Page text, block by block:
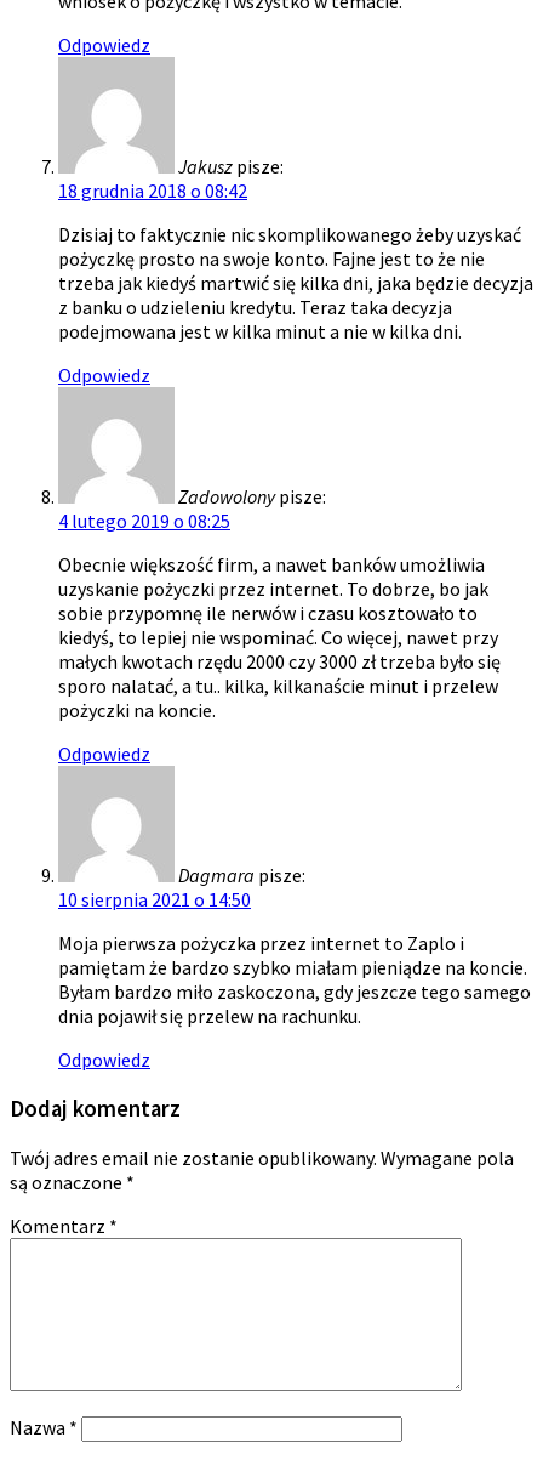
Odpowiedz
Jakusz pisze:
18 grudnia 2018 o 08:42
Dzisiaj to faktycznie nic skomplikowanego żeby uzyskać
pożyczkę prosto na swoje konto. Fajne jest to że nie
trzeba jak kiedyś martwić się kilka dni, jaka będzie decyzja
z banku o udzieleniu kredytu. Teraz taka decyzja
podejmowana jest w kilka minut a nie w kilka dni.
Odpowiedz
Zadowolony pisze:
4 lutego 2019 o 08:25
Obecnie większość firm, a nawet banków umożliwia
uzyskanie pożyczki przez internet. To dobrze, bo jak
sobie przypomnę ile nerwów i czasu kosztowało to
kiedyś, to lepiej nie wspominać. Co więcej, nawet przy
małych kwotach rzędu 2000 czy 3000 zł trzeba było się
sporo nalatać, a tu.. kilka, kilkanaście minut i przelew
pożyczki na koncie.
Odpowiedz
Dagmara pisze:
10 sierpnia 2021 o 14:50
Moja pierwsza pożyczka przez internet to Zaplo i
pamiętam że bardzo szybko miałam pieniądze na koncie.
Byłam bardzo miło zaskoczona, gdy jeszcze tego samego
dnia pojawił się przelew na rachunku.
Odpowiedz
Dodaj komentarz
Twój adres email nie zostanie opublikowany. Wymagane pola
są oznaczone *
Komentarz *
Nazwa *